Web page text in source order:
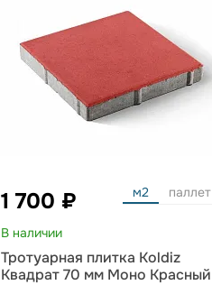
1 700 ₽ м2 паллет
В наличии
Тротуарная плитка Koldiz
Квадрат 70 мм Моно Красный